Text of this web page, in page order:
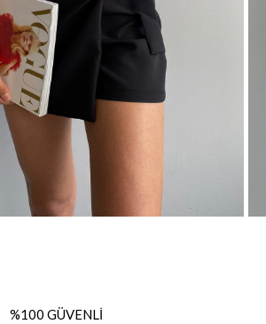
%100 GÜVENLİ